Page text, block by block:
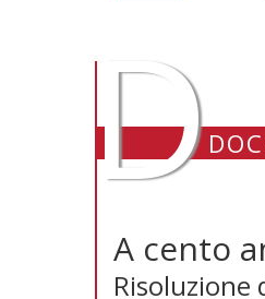
D
A cento
Risoluzione